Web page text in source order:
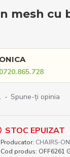
mesh cu
0720.865.728
- Spune-ţi opinia
STOC EPUIZAT
Producator: CHAIRS-ON
Cod produs: OFF6261